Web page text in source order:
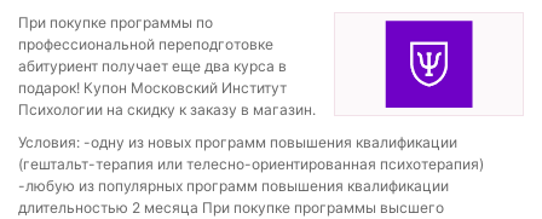
При покупке программы по
профессиональной переподготовке
абитуриент получает еще два курса в
подарок! Купон Московский Институт
Психологии на скидку к заказу в магазин.
Условия: -одну из новых программ повышения квалификации
(гештальт-терапия или телесно-ориентированная психотерапия)
-любую из популярных программ повышения квалификации
длительностью 2 месяца При покупке программы высшего